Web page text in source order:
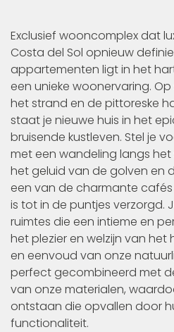
Exclusief wooncomplex dat
Costa del Sol opnieuw
appartementen ligt in het
een unieke woonervaring.
het strand en de pittoreske
staat je nieuwe huis in het
bruisende kustleven. Stel je
met een wandeling langs
het geluid van de golven en
een van de charmante cafés
is tot in de puntjes verzorgd.
ruimtes die een intieme en
het plezier en welzijn van het
en eenvoud van onze
perfect gecombineerd met
van onze materialen,
ontstaan die opvallen door
functionaliteit.